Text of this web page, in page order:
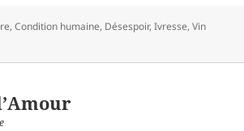
,Condition humaine, Désespoir,Ivresse,Vin